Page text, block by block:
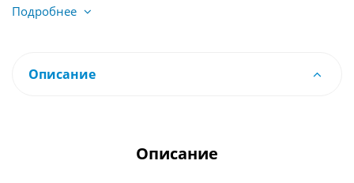
Подробнее
Описание
Описание